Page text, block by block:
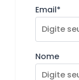
Email*
Nome